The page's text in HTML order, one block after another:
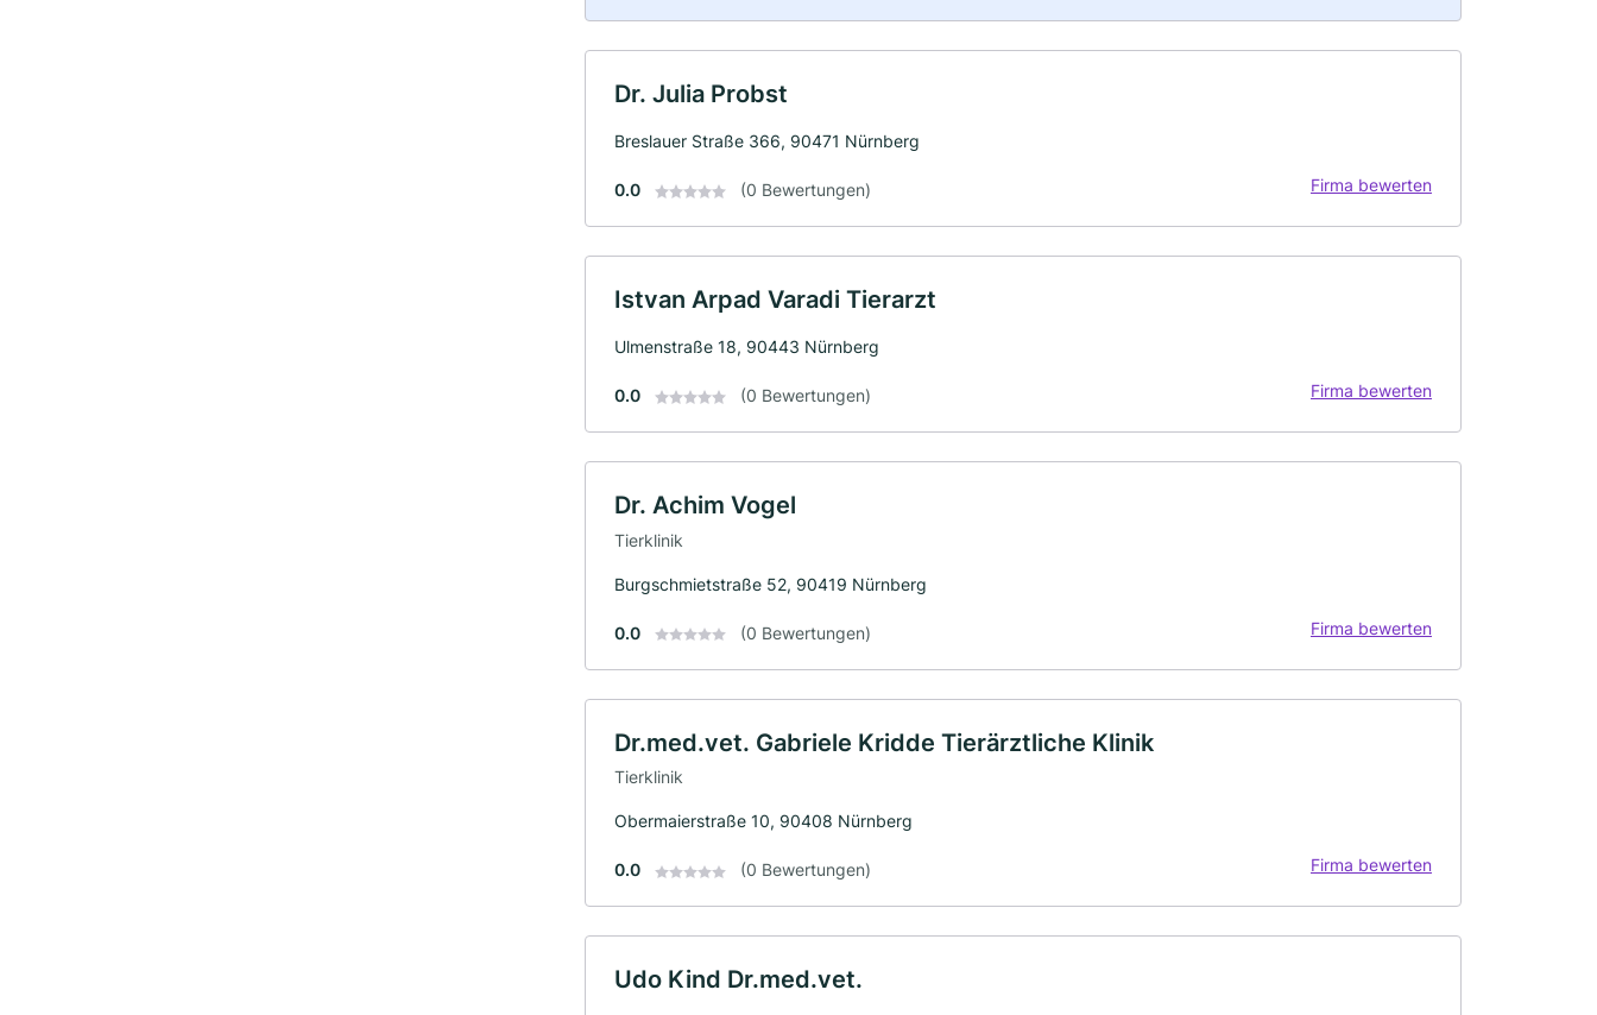
Dr. Julia Probst
Breslauer Straße 366, 90471 Nürnberg
0.0 (0 Bewertungen) Firma bewerten
Istvan Arpad Varadi Tierarzt
Ulmenstraße 18, 90443 Nürnberg
0.0 (0 Bewertungen) Firma bewerten
Dr. Achim Vogel
Tierklinik
Burgschmietstraße 52, 90419 Nürnberg
0.0 (0 Bewertungen) Firma bewerten
Dr.med.vet. Gabriele Kridde Tierärztliche Klinik
Tierklinik
Obermaierstraße 10, 90408 Nürnberg
0.0 (0 Bewertungen) Firma bewerten
Udo Kind Dr.med.vet.